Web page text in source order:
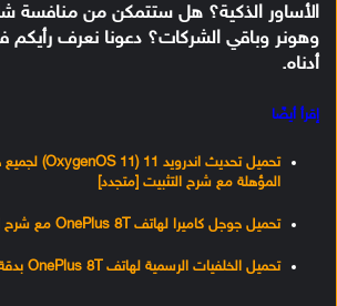
الأساور الذكية؟ هل ستتمكن من منافسة
وهونر وباقي الشركات؟ دعونا نعرف رأيكم
أدناه.
إقرأ أيضًا
المؤهلة مع شرح التثبيت [متجدد]
تحميل جوجل كاميرا لهاتف OnePlus 8T مع شرح التثبيت وأفضل الإعدادات
تحميل الخلفيات الرسمية لهاتف OnePlus 8T بدقة +FHD